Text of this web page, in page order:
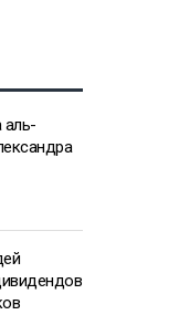
аль-